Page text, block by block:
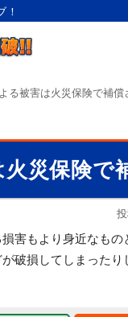
！
る被害は火災保険で補償
災保険で
害もより身近なも
破損してしまった